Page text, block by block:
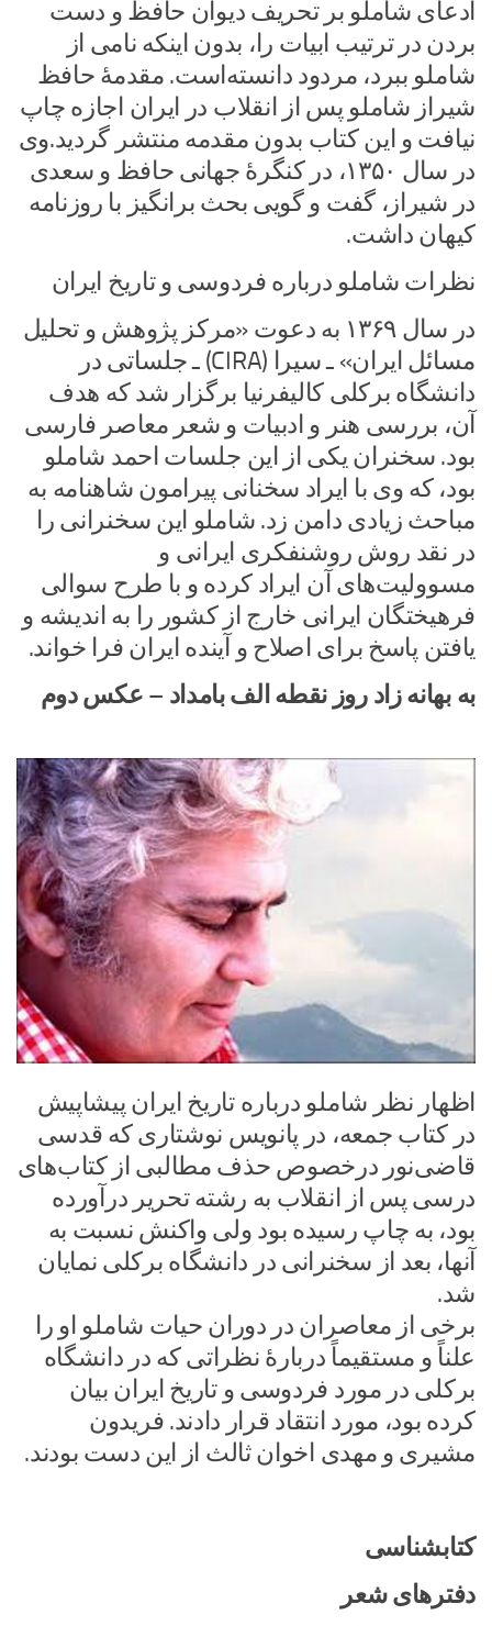
ادعای شاملو بر تحریف دیوان حافظ و دست
بردن در ترتیب ابیات را، بدون اینکه نامی از
شاملو ببرد، مردود دانسته‌است. مقدمهٔ حافظ
شیراز شاملو پس از انقلاب در ایران اجازه چاپ
نیافت و این کتاب بدون مقدمه منتشر گردید.وی
در سال ۱۳۵۰، در کنگرهٔ جهانی حافظ و سعدی
در شیراز، گفت و گویی بحث برانگیز با روزنامه
کیهان داشت.
نظرات شاملو درباره فردوسی و تاریخ ایران
در سال ۱۳۶۹ به دعوت «مرکز پژوهش و تحلیل
مسائل ایران» ـ سیرا (CIRA) ـ جلساتی در
دانشگاه برکلی کالیفرنیا برگزار شد که هدف
آن، بررسی هنر و ادبیات و شعر معاصر فارسی
بود. سخنران یکی از این جلسات احمد شاملو
بود، که وی با ایراد سخنانی پیرامون شاهنامه به
مباحث زیادی دامن زد. شاملو این سخنرانی را
در نقد روش روشنفکری ایرانی و
مسوولیت‌های آن ایراد کرده و با طرح سوالی
فرهیختگان ایرانی خارج از کشور را به اندیشه و
یافتن پاسخ برای اصلاح و آینده ایران فرا خواند.
به بهانه زاد روز نقطه الف بامداد – عکس دوم
اظهار نظر شاملو درباره تاریخ ایران پیشاپیش
در کتاب جمعه، در پانویس نوشتاری که قدسی
قاضی‌نور درخصوص حذف مطالبی از کتاب‌های
درسی پس از انقلاب به رشته تحریر درآورده
بود، به چاپ رسیده بود ولی واکنش نسبت به
آنها، بعد از سخنرانی در دانشگاه برکلی نمایان
شد.
برخی از معاصران در دوران حیات شاملو او را
علناً و مستقیماً دربارهٔ نظراتی که در دانشگاه
برکلی در مورد فردوسی و تاریخ ایران بیان
کرده بود، مورد انتقاد قرار دادند. فریدون
مشیری و مهدی اخوان ثالث از این دست بودند.
کتابشناسی
دفترهای شعر